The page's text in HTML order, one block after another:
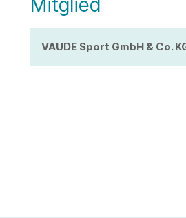
VAUDE Sport GmbH & Co.